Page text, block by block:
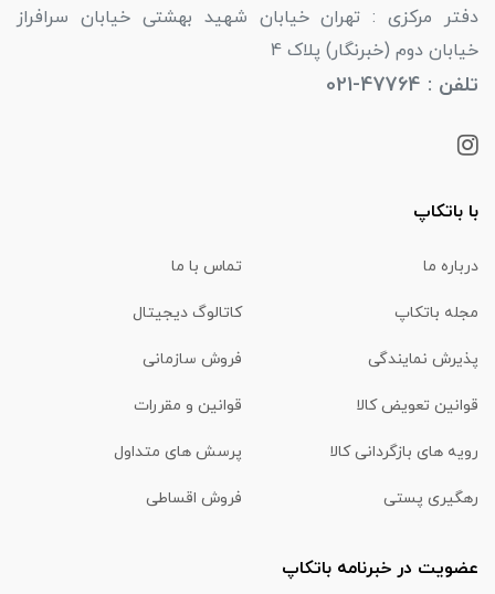
دفتر مرکزی : تهران خیابان شهید بهشتی خیابان سرافراز
خیابان دوم (خبرنگار) پلاک 4
تلفن : 47764-021
با باتکاپ
درباره ما تماس با ما
مجله باتکاپ کاتالوگ دیجیتال
پذیرش نمایندگی فروش سازمانی
قوانین تعویض کالا قوانین و مقررات
رویه های بازگردانی کالا پرسش های متداول
رهگیری پستی فروش اقساطی
عضویت در خبرنامه باتکاپ